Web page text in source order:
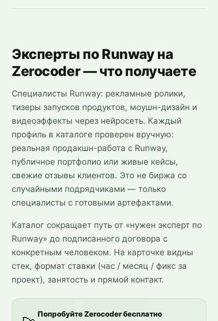
Эксперты по Runway на
Zerocoder — что получаете
Специалисты Runway: рекламные ролики,
тизеры запусков продуктов, моушн-дизайн и
видеоэффекты через нейросеть. Каждый
профиль в каталоге проверен вручную:
реальная продакшн-работа с Runway,
публичное портфолио или живые кейсы,
свежие отзывы клиентов. Это не биржа со
случайными подрядчиками — только
специалисты с готовыми артефактами.
Каталог сокращает путь от «нужен эксперт по
Runway» до подписанного договора с
конкретным человеком. На карточке видны
стек, формат ставки (час / месяц / фикс за
проект), занятость и прямой контакт.
Попробуйте Zerocoder бесплатно